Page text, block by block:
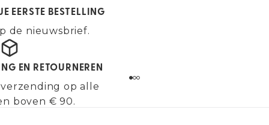
EERSTE BESTELLING
de nieuwsbrief.
EN RETOURNEREN
op alle
boven € 90.